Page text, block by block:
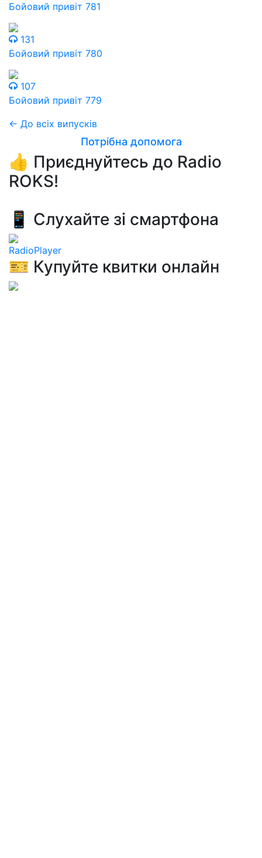
Бойовий привіт 781
131
Бойовий привіт 780
107
Бойовий привіт 779
← До всіх випусків
Потрібна допомога
👍 Приєднуйтесь до Radio
ROKS!
📱 Слухайте зі смартфона
RadioPlayer
🎫 Купуйте квитки онлайн